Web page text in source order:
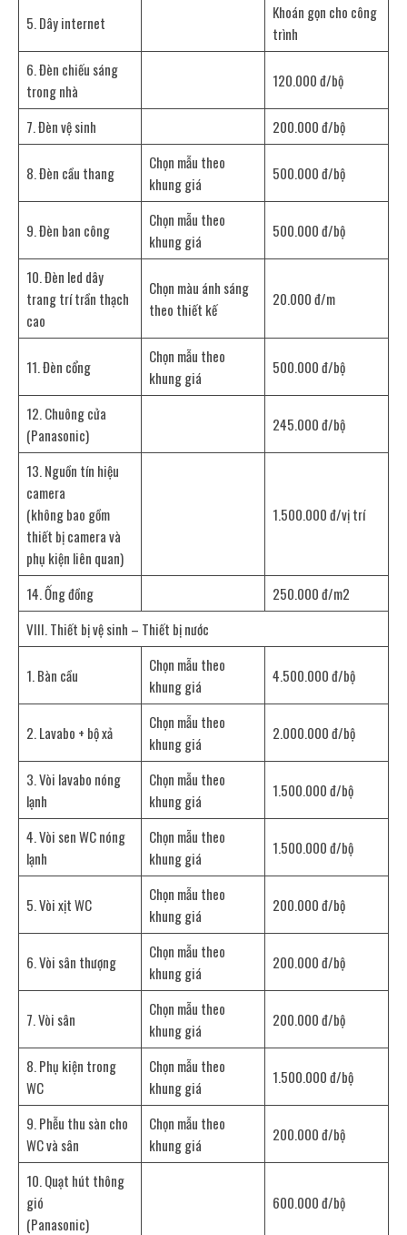
5. Dây internet
Khoán gọn cho công
trình
6. Đèn chiếu sáng
trong nhà
120.000 đ/bộ
7. Đèn vệ sinh 200.000 đ/bộ
8. Đèn cầu thang
Chọn mẫu theo
khung giá
500.000 đ/bộ
9. Đèn ban công
Chọn mẫu theo
khung giá
500.000 đ/bộ
10. Đèn led dây
trang trí trần thạch
cao
Chọn màu ánh sáng
theo thiết kế
20.000 đ/m
11. Đèn cổng
Chọn mẫu theo
khung giá
500.000 đ/bộ
12. Chuông cửa
(Panasonic)
245.000 đ/bộ
13. Nguồn tín hiệu
camera
(không bao gồm
thiết bị camera và
phụ kiện liên quan)
1.500.000 đ/vị trí
14. Ống đồng
250.000 đ/m2
VIII. Thiết bị vệ sinh – Thiết bị nước
1. Bàn cầu
Chọn mẫu theo
khung giá
4.500.000 đ/bộ
2. Lavabo + bộ xả
Chọn mẫu theo
khung giá
2.000.000 đ/bộ
3. Vòi lavabo nóng
lạnh
Chọn mẫu theo
khung giá
1.500.000 đ/bộ
4. Vòi sen WC nóng
lạnh
Chọn mẫu theo
khung giá
1.500.000 đ/bộ
5. Vòi xịt WC
Chọn mẫu theo
khung giá
200.000 đ/bộ
6. Vòi sân thượng
Chọn mẫu theo
khung giá
200.000 đ/bộ
7. Vòi sân
Chọn mẫu theo
khung giá
200.000 đ/bộ
8. Phụ kiện trong
WC
Chọn mẫu theo
khung giá
1.500.000 đ/bộ
9. Phễu thu sàn cho
WC và sân
Chọn mẫu theo
khung giá
200.000 đ/bộ
10. Quạt hút thông
gió
(Panasonic)
600.000 đ/bộ